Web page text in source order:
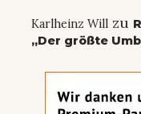
Karlheinz Will zu
„Der größte